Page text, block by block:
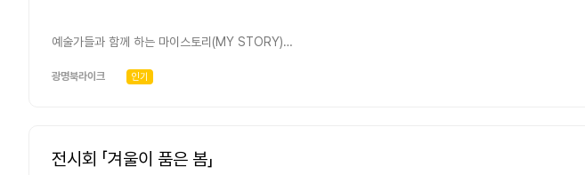
예술가들과 함께 하는 마이스토리(MY STORY)
참여 아동의 꿈을 담아 소장 가치 있는 작품 제작기증 -누가? 김광용(사진작가), 권혁범(시인), 임경희(동양화가),
광명북라이크 인기
전시회 「겨울이 품은 봄」